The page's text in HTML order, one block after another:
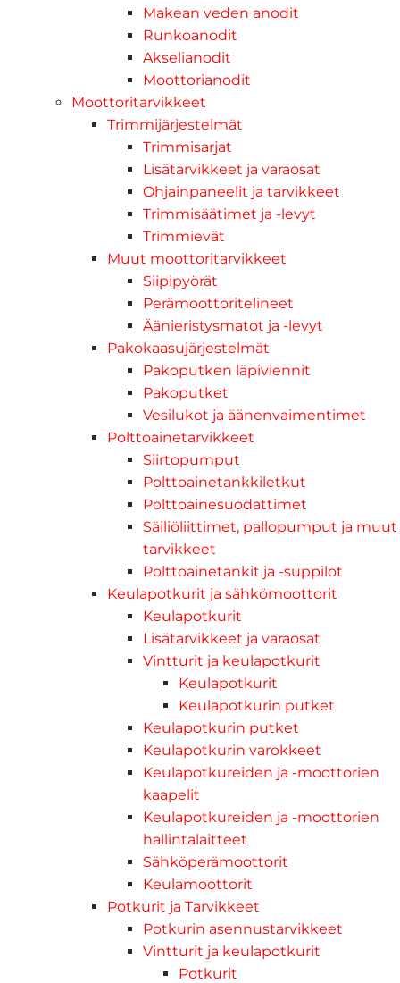
Makean veden anodit
Runkoanodit
Akselianodit
Moottorianodit
Moottoritarvikkeet
Trimmijärjestelmät
Trimmisarjat
Lisätarvikkeet ja varaosat
Ohjainpaneelit ja tarvikkeet
Trimmisäätimet ja -levyt
Trimmievät
Muut moottoritarvikkeet
Siipipyörät
Perämoottoritelineet
Äänieristysmatot ja -levyt
Pakokaasujärjestelmät
Pakoputken läpiviennit
Pakoputket
Vesilukot ja äänenvaimentimet
Polttoainetarvikkeet
Siirtopumput
Polttoainetankkiletkut
Polttoainesuodattimet
Säiliöliittimet, pallopumput ja muut
tarvikkeet
Polttoainetankit ja -suppilot
Keulapotkurit ja sähkömoottorit
Keulapotkurit
Lisätarvikkeet ja varaosat
Vintturit ja keulapotkurit
Keulapotkurit
Keulapotkurin putket
Keulapotkurin putket
Keulapotkurin varokkeet
Keulapotkureiden ja -moottorien
kaapelit
Keulapotkureiden ja -moottorien
hallintalaitteet
Sähköperämoottorit
Keulamoottorit
Potkurit ja Tarvikkeet
Potkurin asennustarvikkeet
Vintturit ja keulapotkurit
Potkurit